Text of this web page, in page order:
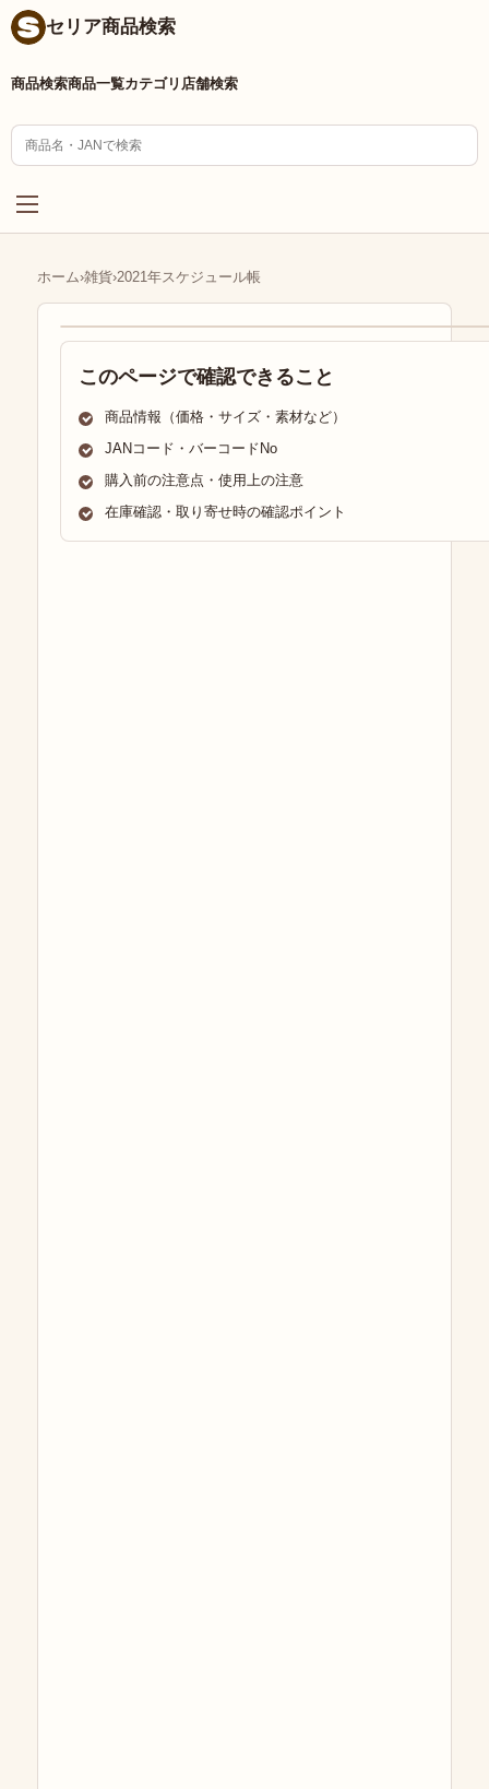
セリア商品検索
商品検索商品一覧カテゴリ 店舗検索
ホーム›雑貨›2021年スケジュール帳
このページで確認できること
商品情報（価格・サイズ・素材など）
JANコード・バーコードNo
購入前の注意点・使用上の注意
在庫確認・取り寄せ時の確認ポイント